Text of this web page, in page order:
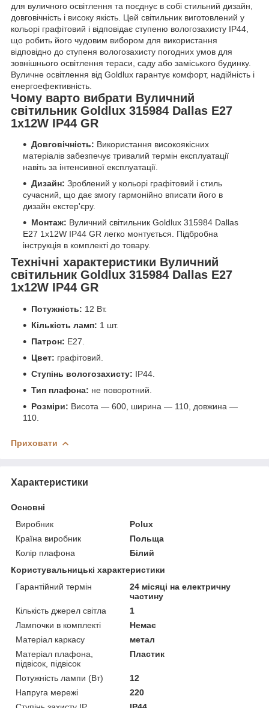
для вуличного освітлення та поєднує в собі стильний дизайн,
довговічність і високу якість. Цей світильник виготовлений у
кольорі графітовий і відповідає ступеню вологозахисту IP44,
що робить його чудовим вибором для використання
відповідно до ступеня вологозахисту погодних умов для
зовнішнього освітлення тераси, саду або заміського будинку.
Вуличне освітлення від Goldlux гарантує комфорт, надійність і
енергоефективність.
Чому варто вибрати Вуличний
світильник Goldlux 315984 Dallas E27
1x12W IP44 GR
Довговічність: Використання високоякісних
матеріалів забезпечує тривалий термін експлуатації
навіть за інтенсивної експлуатації.
Дизайн: Зроблений у кольорі графітовий і стиль
сучасний, що дає змогу гармонійно вписати його в
дизайн екстер'єру.
Монтаж: Вуличний світильник Goldlux 315984 Dallas
E27 1x12W IP44 GR легко монтується. Підбробна
інструкція в комплекті до товару.
Технічні характеристики Вуличний
світильник Goldlux 315984 Dallas E27
1x12W IP44 GR
Потужність: 12 Вт.
Кількість ламп: 1 шт.
Патрон: E27.
Цвет: графітовий.
Ступінь вологозахисту: IP44.
Тип плафона: не поворотний.
Розміри: Висота — 600, ширина — 110, довжина —
110.
Приховати
Характеристики
Основні
Виробник
Polux
Країна виробник
Польща
Колір плафона
Білий
Користувальницькі характеристики
Гарантійний термін
24 місяці на електричну
частину
Кількість джерел світла
1
Лампочки в комплекті
Немає
Матеріал каркасу
метал
Матеріал плафона,
підвісок, підвісок
Пластик
Потужність лампи (Вт)
12
Напруга мережі
220